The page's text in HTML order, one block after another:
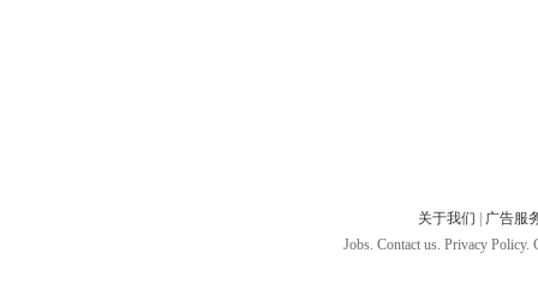
关于我们
广告服
Jobs. Contact us. Privacy